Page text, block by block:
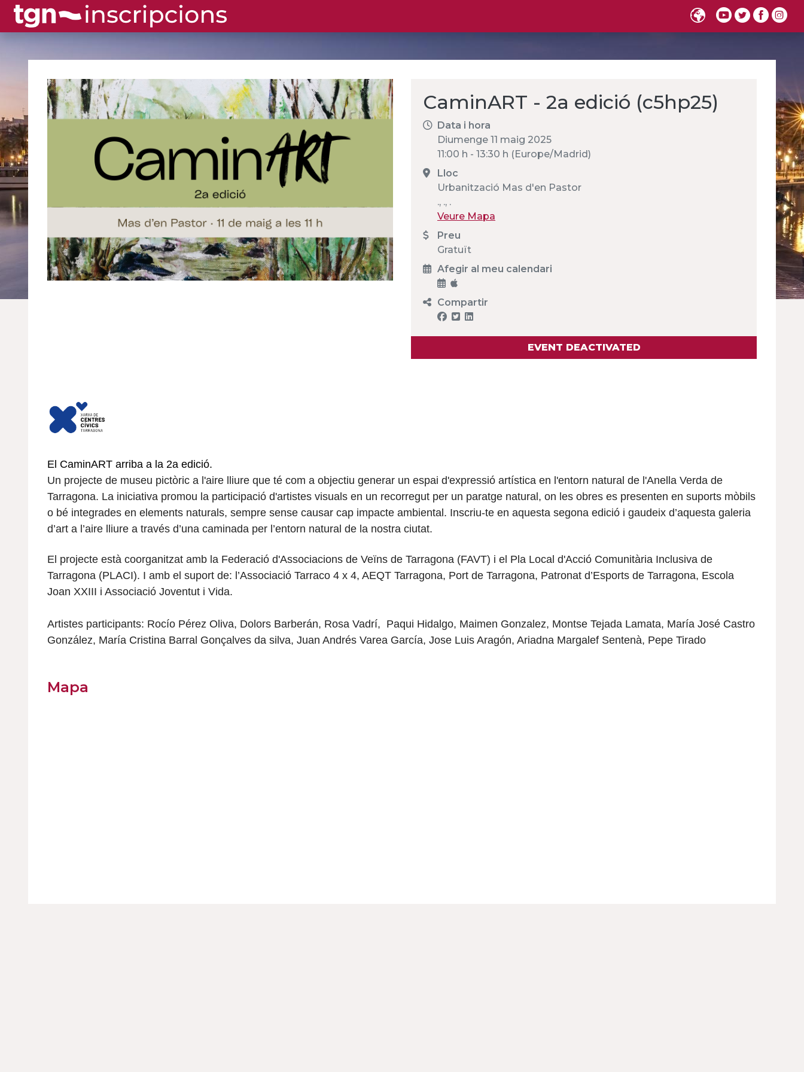
CaminART - 2a edició (c5hp25)
Data i hora
Diumenge 11 maig 2025
11:00 h - 13:30 h (Europe/Madrid)
Lloc
Urbanització Mas d'en Pastor
., ., .
Veure Mapa
Preu
Gratuït
Afegir al meu calendari
Compartir
EVENT DEACTIVATED
El CaminART arriba a la 2a edició.
Un projecte de museu pictòric a l'aire lliure que té com a objectiu generar un espai d'expressió artística en l'entorn natural de l'Anella Verda de
Tarragona. La iniciativa promou la participació d'artistes visuals en un recorregut per un paratge natural, on les obres es presenten en suports mòbils
o bé integrades en elements naturals, sempre sense causar cap impacte ambiental. Inscriu-te en aquesta segona edició i gaudeix d’aquesta galeria
d’art a l’aire lliure a través d’una caminada per l’entorn natural de la nostra ciutat.
El projecte està coorganitzat amb la Federació d'Associacions de Veïns de Tarragona (FAVT) i el Pla Local d'Acció Comunitària Inclusiva de
Tarragona (PLACI). I amb el suport de: l’Associació Tarraco 4 x 4, AEQT Tarragona, Port de Tarragona, Patronat d’Esports de Tarragona, Escola
Joan XXIII i Associació Joventut i Vida.
Artistes participants: Rocío Pérez Oliva, Dolors Barberán, Rosa Vadrí, Paqui Hidalgo, Maimen Gonzalez, Montse Tejada Lamata, María José Castro
González, María Cristina Barral Gonçalves da silva, Juan Andrés Varea García, Jose Luis Aragón, Ariadna Margalef Sentenà, Pepe Tirado
Mapa